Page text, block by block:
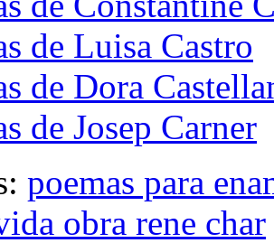
de Luisa Castro
de Dora
de Josep Carner
poemas para
obra rene char